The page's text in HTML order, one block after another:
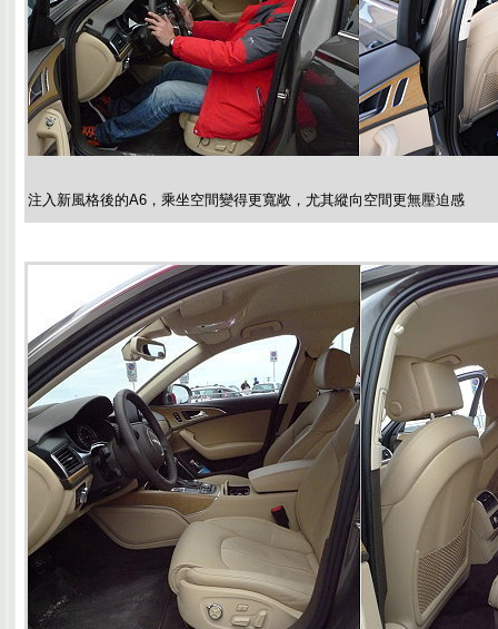
注入新風格後的A6，乘坐空間變得更寬敞，尤其縱向空間更無壓迫感